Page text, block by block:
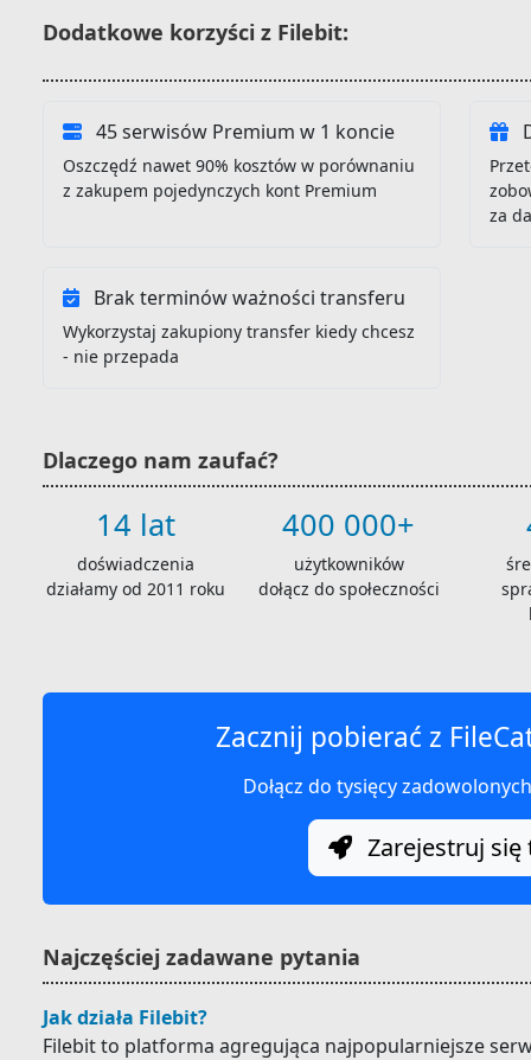
Dodatkowe korzyści z Filebit:
45 serwisów Premium w 1 koncie
Oszczędź nawet 90% kosztów w porównaniu
z zakupem pojedynczych kont Premium
za
Brak terminów ważności transferu
Wykorzystaj zakupiony transfer kiedy chcesz
- nie przepada
Dlaczego nam zaufać?
14 lat
doświadczenia
działamy od 2011 roku
400 000+
użytkowników
dołącz do społeczności
Zacznij pobierać z
Dołącz do tysięcy
Zarejestruj się
Najczęściej zadawane pytania
Jak działa Filebit?
Filebit to platforma agregująca najpopularniejsze